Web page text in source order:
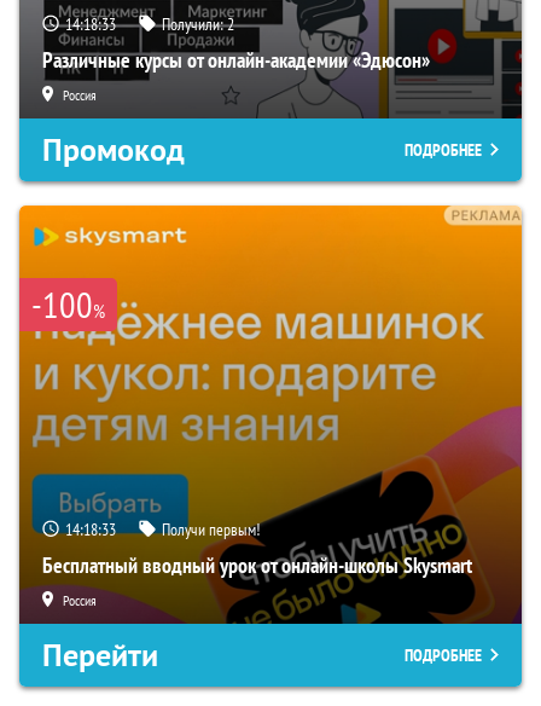
14:18:32 Получили:2
Различные курсы от онлайн-академии «Эдюсон»
Россия
Промокод ПОДРОБНЕЕ
-100%
14:18:32 Получи первым!
Бесплатный вводный урок от онлайн-школы Skysmart
Россия
Перейти ПОДРОБНЕЕ